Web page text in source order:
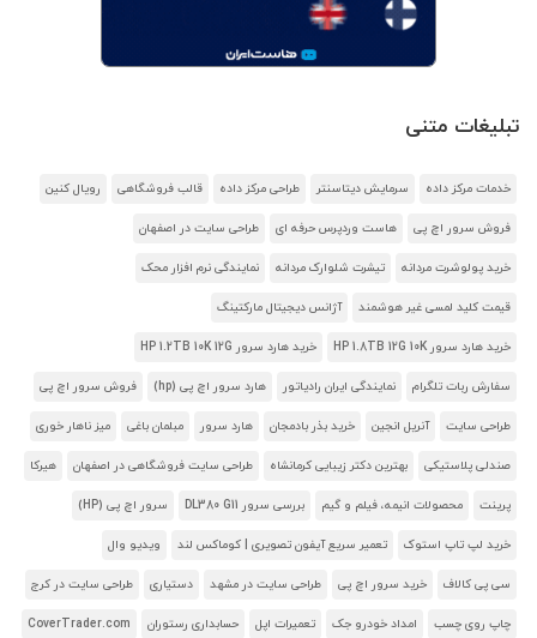
تبلیغات متنی
خدمات مرکز داده سرمایش دیتاسنتر طراحی مرکز داده قالب فروشگاهی رویال کنین
فروش سرور اچ پی هاست وردپرس حرفه ای طراحی سایت در اصفهان
خرید پولوشرت مردانه تیشرت شلوارک مردانه نمایندگی نرم افزار محک
قیمت کلید لمسی غیر هوشمند آژانس دیجیتال مارکتینگ
خرید هارد سرور HP 1.8TB 12G 10K خرید هارد سرور HP 1.2TB 10K 12G
سفارش ربات تلگرام نمایندگی ایران رادیاتور هارد سرور اچ پی (hp) فروش سرور اچ پی
طراحی سایت آنریل انجین خرید بذر بادمجان هارد سرور مبلمان باغی میز ناهار خوری
صندلی پلاستیکی بهترین دکتر زیبایی کرمانشاه طراحی سایت فروشگاهی در اصفهان هیرکا
پرینت محصولات انیمه، فیلم و گیم بررسی سرور DL380 G11 سرور اچ پی (HP)
خرید لپ تاپ استوک تعمیر سریع آیفون تصویری | کوماکس لند ویدیو وال
سی پی کالاف خرید سرور اچ پی طراحی سایت در مشهد دستیاری طراحی سایت در کرج
چاپ روی چسب امداد خودرو جک تعمیرات اپل حسابداری رستوران CoverTrader.com